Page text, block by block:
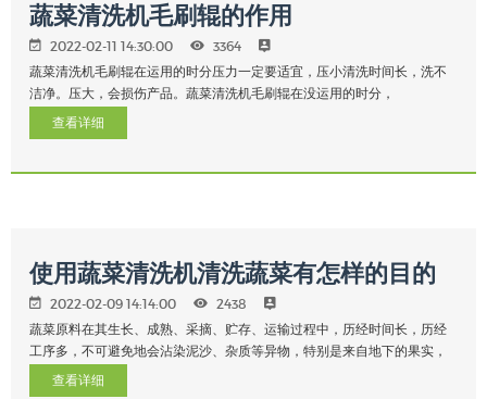
蔬菜清洗机毛刷辊的作用
2022-02-11 14:30:00 3364
蔬菜清洗机毛刷辊在运用的时分压力一定要适宜，压小清洗时间长，洗不
洁净。压大，会损伤产品。蔬菜清洗机毛刷辊在没运用的时分，
查看详细
使用蔬菜清洗机清洗蔬菜有怎样的目的
2022-02-09 14:14:00 2438
蔬菜原料在其生长、成熟、采摘、贮存、运输过程中，历经时间长，历经
工序多，不可避免地会沾染泥沙、杂质等异物，特别是来自地下的果实，
查看详细